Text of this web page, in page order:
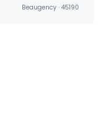
Beaugency · 45190